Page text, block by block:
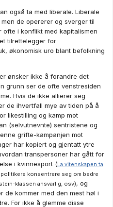
også ta med liberale. Liberale
de opererer og sverger til
ofte i konflikt med kapitalismen
tilrettelegger for
økonomisk uro blant befolkning
ønsker ikke å forandre det
grunn ser de ofte venstresiden
Hvis de ikke allierer seg
de ihvertfall mye av tiden på å
likestilling og kamp mot
(selvutnevnte) sentristene og
grifte-kampanjen mot
har kopiert og gjentatt ytre
transpersoner har gått for
i kvinnesport (La vitenskapen ta
politikere konsentrere seg om bedre
klassen ansvarlig, osv), og
de kommer med den mest høl i
For ikke å glemme disse